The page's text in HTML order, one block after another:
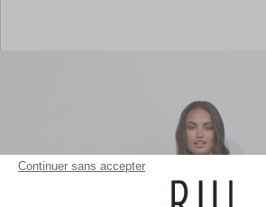
Continuer sans accepter